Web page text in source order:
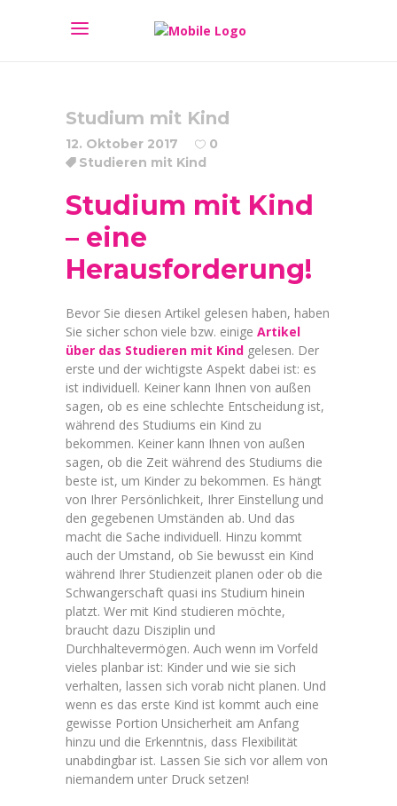
Studium mit Kind
12. Oktober 2017
0
Studieren mit Kind
Studium mit Kind
– eine
Herausforderung!
Bevor Sie diesen Artikel gelesen haben, haben
Sie sicher schon viele bzw. einige Artikel
über das Studieren mit Kind gelesen. Der
erste und der wichtigste Aspekt dabei ist: es
ist individuell. Keiner kann Ihnen von außen
sagen, ob es eine schlechte Entscheidung ist,
während des Studiums ein Kind zu
bekommen. Keiner kann Ihnen von außen
sagen, ob die Zeit während des Studiums die
beste ist, um Kinder zu bekommen. Es hängt
von Ihrer Persönlichkeit, Ihrer Einstellung und
den gegebenen Umständen ab. Und das
macht die Sache individuell. Hinzu kommt
auch der Umstand, ob Sie bewusst ein Kind
während Ihrer Studienzeit planen oder ob die
Schwangerschaft quasi ins Studium hinein
platzt. Wer mit Kind studieren möchte,
braucht dazu Disziplin und
Durchhaltevermögen. Auch wenn im Vorfeld
vieles planbar ist: Kinder und wie sie sich
verhalten, lassen sich vorab nicht planen. Und
wenn es das erste Kind ist kommt auch eine
gewisse Portion Unsicherheit am Anfang
hinzu und die Erkenntnis, dass Flexibilität
unabdingbar ist. Lassen Sie sich vor allem von
niemandem unter Druck setzen!